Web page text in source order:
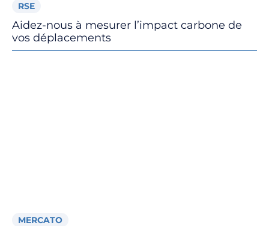
RSE
Aidez-nous à mesurer l’impact carbone de
vos déplacements
MERCATO